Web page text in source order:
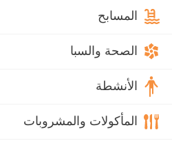
المسابح
الصحة والسبا
الأنشطة
المأكولات والمشروبات